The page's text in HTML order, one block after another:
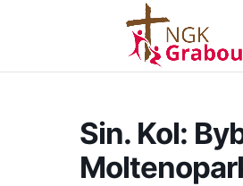
Sin. Kol: